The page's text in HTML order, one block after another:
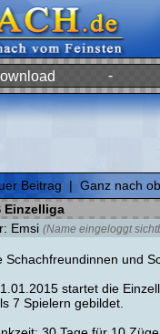
-
Beitrag | Ganz nach
Einzelliga
Emsi (Name eingeloggt
Schachfreundinnen und
startet die
7 Spielern gebildet.